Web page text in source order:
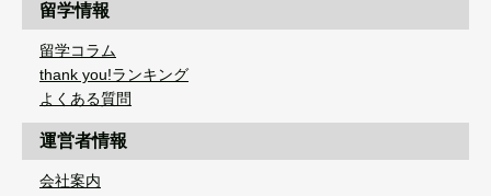
留学情報
留学コラム
thank you!ランキング
よくある質問
運営者情報
会社案内